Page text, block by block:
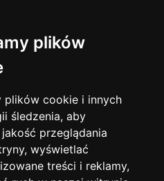
plików
plików cookie i innych
śledzenia, aby
przeglądania
wyświetlać
treści i reklamy,
MIASTA KRAKOWA I
MAŁOPOLSKIEGO